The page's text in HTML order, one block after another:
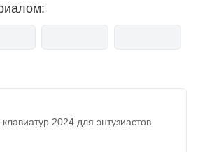
2024 для энтузиастов